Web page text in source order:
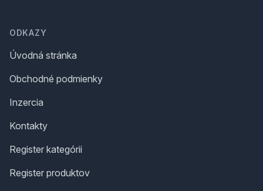
ODKAZY
Úvodná stránka
Obchodné podmienky
Inzercia
Kontakty
Register kategórii
Register produktov